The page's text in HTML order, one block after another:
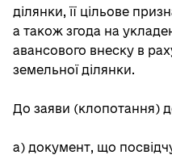
ділянки, її цільове
а також згода на
авансового внеску в
земельної ділянки.
До заяви (клопотання)
а) документ, що